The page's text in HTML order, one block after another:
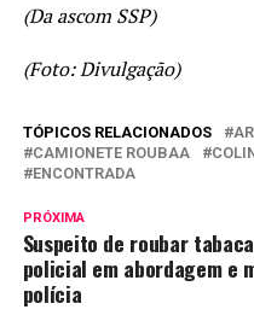
(Da ascom SSP)
(Foto: Divulgação)
TÓPICOS RELACIONADOS
CAMIONETE ROUBAA
ENCONTRADA
PRÓXIMA
Suspeito de roubar
policial em abordagem e
polícia